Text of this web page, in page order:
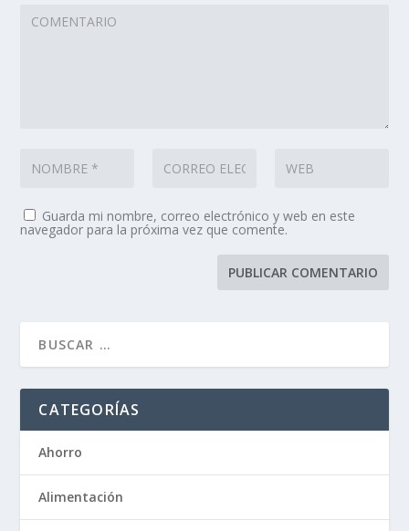
Guarda mi nombre, correo electrónico y web en este
navegador para la próxima vez que comente.
CATEGORÍAS
Ahorro
Alimentación